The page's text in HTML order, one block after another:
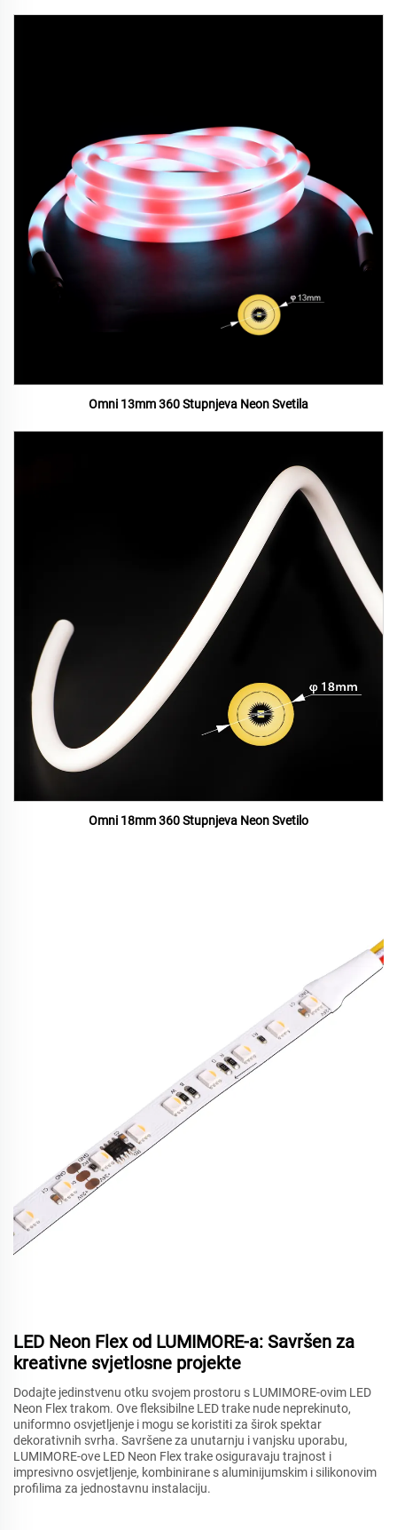
Omni 13mm 360 Stupnjeva Neon Svetila
Omni 18mm 360 Stupnjeva Neon Svetilo
LED Neon Flex od LUMIMORE-a: Savršen za
kreativne svjetlosne projekte
Dodajte jedinstvenu otku svojem prostoru s LUMIMORE-ovim LED
Neon Flex trakom. Ove fleksibilne LED trake nude neprekinuto,
uniformno osvjetljenje i mogu se koristiti za širok spektar
dekorativnih svrha. Savršene za unutarnju i vanjsku uporabu,
LUMIMORE-ove LED Neon Flex trake osiguravaju trajnost i
impresivno osvjetljenje, kombinirane s aluminijumskim i silikonovim
profilima za jednostavnu instalaciju.